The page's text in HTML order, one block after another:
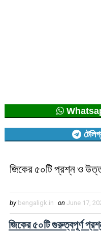
জিকের ৫০টি প্রশ্ন ও
by bengaligk.in on June 17,
জিকের ৫০টি গুরুত্বপূর্ণ